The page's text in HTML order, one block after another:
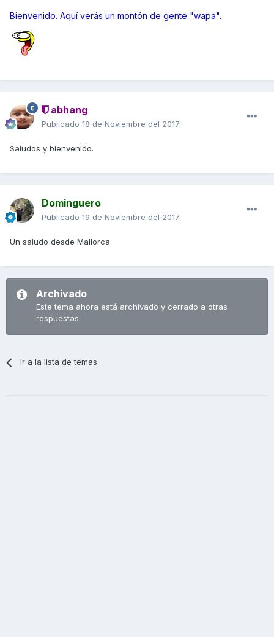
Bienvenido. Aquí verás un montón de gente "wapa".
abhang
Publicado 18 de Noviembre del 2017
Saludos y bienvenido.
Dominguero
Publicado 19 de Noviembre del 2017
Un saludo desde Mallorca
Archivado
Este tema ahora está archivado y cerrado a otras
respuestas.
Ir a la lista de temas